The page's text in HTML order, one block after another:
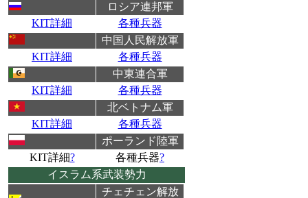
ロシア連邦軍
KIT詳細
各種兵器
中国人民解放軍
KIT詳細
各種兵器
中東連合軍
KIT詳細
各種兵器
北ベトナム軍
KIT詳細
各種兵器
ポーランド陸軍
KIT詳細? 各種兵器?
イスラム系武装勢力
チェチェン解放